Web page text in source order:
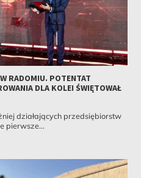
RADOMIU. POTENTAT
DLA KOLEI ŚWIĘTOWAŁ
działających przedsiębiorstw
pierwsze...